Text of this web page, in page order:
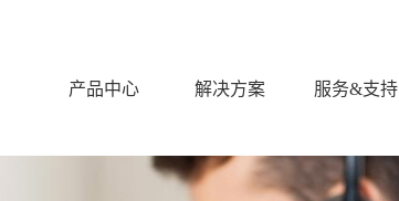
产品中心 解决方案 服务&支持